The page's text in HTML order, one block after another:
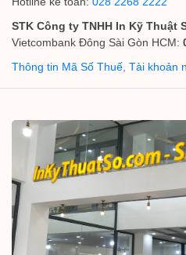
STK Công ty TNHH In Kỹ Thuật
Vietcombank Đông Sài Gòn HCM:
Thông tin Mã Số Thuế, Tài khoản